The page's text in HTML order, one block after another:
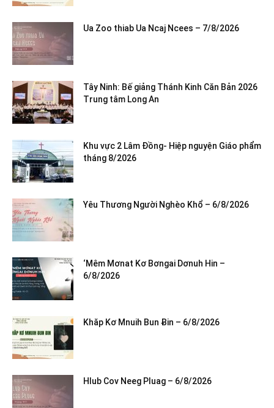
Ua Zoo thiab Ua Ncaj Ncees – 7/8/2026
Tây Ninh: Bế giảng Thánh Kinh Căn Bản 2026
Trung tâm Long An
Khu vực 2 Lâm Đồng- Hiệp nguyện Giáo phẩm
tháng 8/2026
Yêu Thương Người Nghèo Khổ – 6/8/2026
‘Mêm Mơnat Kơ Bơngai Dơnuh Hin –
6/8/2026
Khăp Kơ Mnuih Bun Ƀin – 6/8/2026
Hlub Cov Neeg Pluag – 6/8/2026